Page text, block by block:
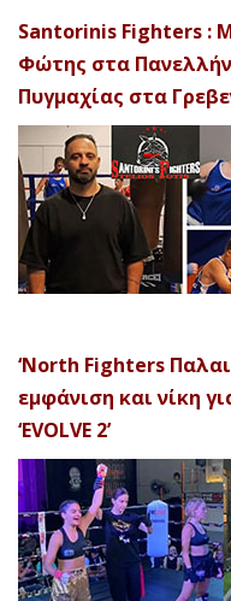
Santorinis Fighters :
Φώτης στα
Πυγμαχίας στα
‘North Fighters
εμφάνιση και νίκη
‘EVOLVE 2’